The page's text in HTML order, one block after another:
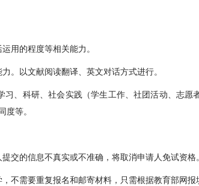
用的程度等相关能力。
。以文献阅读翻译、英文对话方式进行。
、科研、社会实践（学生工作、社团活动、志愿
度等。
交的信息不真实或不准确，将取消申请人免试资格
不需要重复报名和邮寄材料，只需根据教育部网报